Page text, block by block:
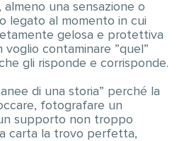
una sensazione o
legato al momento in cui
gelosa e protettiva
contaminare ”quel”
gli risponde e corrisponde.
di una storia” perché la
fotografare un
supporto non troppo
carta la trovo perfetta,